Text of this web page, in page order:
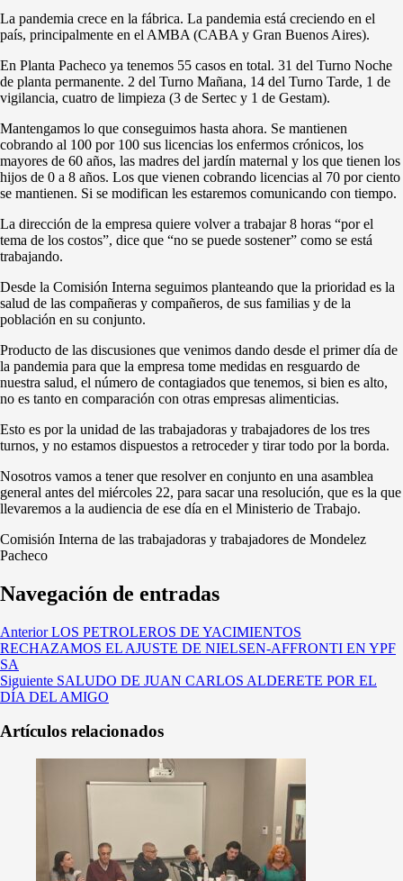
La pandemia crece en la fábrica. La pandemia está creciendo en el
país, principalmente en el AMBA (CABA y Gran Buenos Aires).
En Planta Pacheco ya tenemos 55 casos en total. 31 del Turno Noche
de planta permanente. 2 del Turno Mañana, 14 del Turno Tarde, 1 de
vigilancia, cuatro de limpieza (3 de Sertec y 1 de Gestam).
Mantengamos lo que conseguimos hasta ahora. Se mantienen
cobrando al 100 por 100 sus licencias los enfermos crónicos, los
mayores de 60 años, las madres del jardín maternal y los que tienen los
hijos de 0 a 8 años. Los que vienen cobrando licencias al 70 por ciento
se mantienen. Si se modifican les estaremos comunicando con tiempo.
La dirección de la empresa quiere volver a trabajar 8 horas “por el
tema de los costos”, dice que “no se puede sostener” como se está
trabajando.
Desde la Comisión Interna seguimos planteando que la prioridad es la
salud de las compañeras y compañeros, de sus familias y de la
población en su conjunto.
Producto de las discusiones que venimos dando desde el primer día de
la pandemia para que la empresa tome medidas en resguardo de
nuestra salud, el número de contagiados que tenemos, si bien es alto,
no es tanto en comparación con otras empresas alimenticias.
Esto es por la unidad de las trabajadoras y trabajadores de los tres
turnos, y no estamos dispuestos a retroceder y tirar todo por la borda.
Nosotros vamos a tener que resolver en conjunto en una asamblea
general antes del miércoles 22, para sacar una resolución, que es la que
llevaremos a la audiencia de ese día en el Ministerio de Trabajo.
Comisión Interna de las trabajadoras y trabajadores de Mondelez
Pacheco
Navegación de entradas
AnteriorLOS PETROLEROS DE YACIMIENTOS
RECHAZAMOS EL AJUSTE DE NIELSEN-AFFRONTI EN YPF
SA
Siguiente SALUDO DE JUAN CARLOS ALDERETE POR EL
DÍA DEL AMIGO
Artículos relacionados